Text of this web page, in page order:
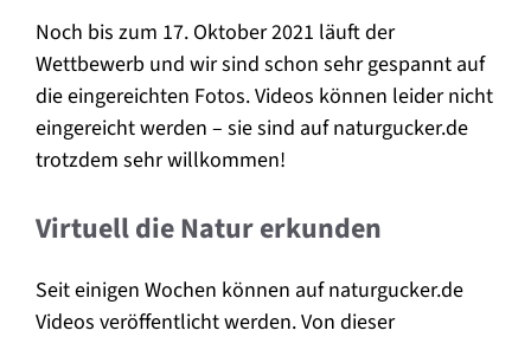
Noch bis zum 17. Oktober 2021 läuft der
Wettbewerb und wir sind schon sehr gespannt auf
die eingereichten Fotos. Videos können leider nicht
eingereicht werden – sie sind auf naturgucker.de
trotzdem sehr willkommen!
Virtuell die Natur erkunden
Seit einigen Wochen können auf naturgucker.de
Videos veröffentlicht werden. Von dieser